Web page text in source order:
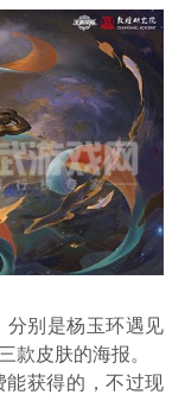
别是杨玉环遇见
皮肤的海报。
获得的，不过现